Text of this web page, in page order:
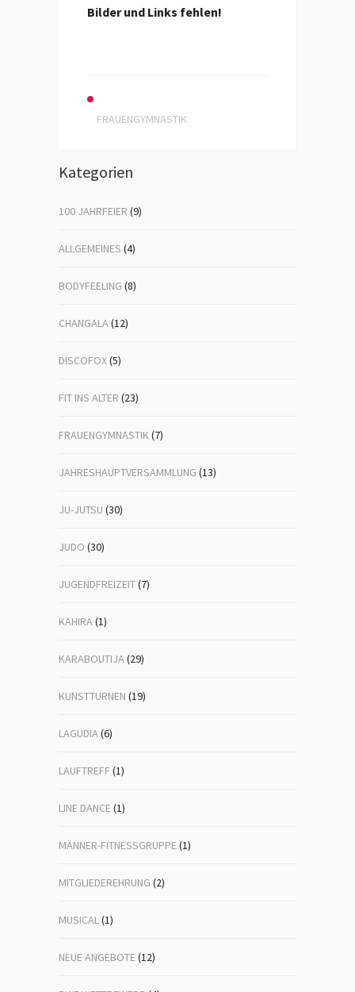
Bilder und Links fehlen!
FRAUENGYMNASTIK
Kategorien
100 JAHRFEIER (9)
ALLGEMEINES (4)
BODYFEELING (8)
CHANGALA(12)
DISCOFOX(5)
FIT INS ALTER (23)
FRAUENGYMNASTIK(7)
JAHRESHAUPTVERSAMMLUNG (13)
JU-JUTSU (30)
JUDO (30)
JUGENDFREIZEIT(7)
KAHIRA(1)
KARABOUTIJA(29)
KUNSTTURNEN (19)
LAGUDIA(6)
LAUFTREFF (1)
LINE DANCE(1)
MÄNNER-FITNESSGRUPPE(1)
MITGLIEDEREHRUNG (2)
MUSICAL(1)
NEUE ANGEBOTE(12)